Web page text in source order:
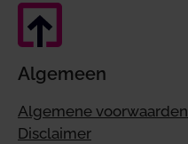
Algemeen
Algemene voorwaarden
Disclaimer